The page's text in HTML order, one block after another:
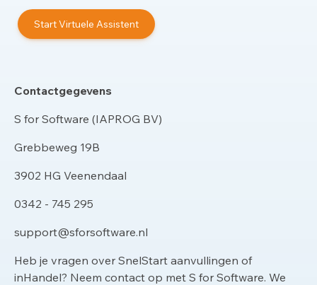
Start Virtuele Assistent
Contactgegevens
S for Software (IAPROG BV)
Grebbeweg 19B
3902 HG Veenendaal
0342 - 745 295
support@sforsoftware.nl
Heb je vragen over SnelStart aanvullingen of
inHandel? Neem contact op met S for Software. We